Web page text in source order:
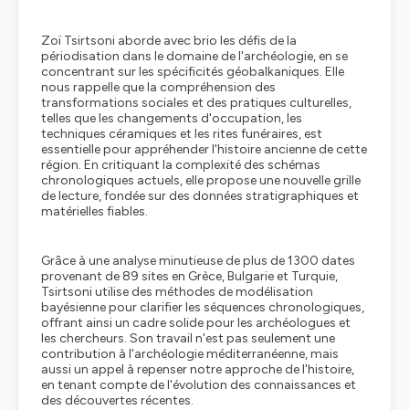
Zoï Tsirtsoni aborde avec brio les défis de la
périodisation dans le domaine de l'archéologie, en se
concentrant sur les spécificités géobalkaniques. Elle
nous rappelle que la compréhension des
transformations sociales et des pratiques culturelles,
telles que les changements d'occupation, les
techniques céramiques et les rites funéraires, est
essentielle pour appréhender l'histoire ancienne de cette
région. En critiquant la complexité des schémas
chronologiques actuels, elle propose une nouvelle grille
de lecture, fondée sur des données stratigraphiques et
matérielles fiables.
Grâce à une analyse minutieuse de plus de 1300 dates
provenant de 89 sites en Grèce, Bulgarie et Turquie,
Tsirtsoni utilise des méthodes de modélisation
bayésienne pour clarifier les séquences chronologiques,
offrant ainsi un cadre solide pour les archéologues et
les chercheurs. Son travail n'est pas seulement une
contribution à l'archéologie méditerranéenne, mais
aussi un appel à repenser notre approche de l'histoire,
en tenant compte de l'évolution des connaissances et
des découvertes récentes.